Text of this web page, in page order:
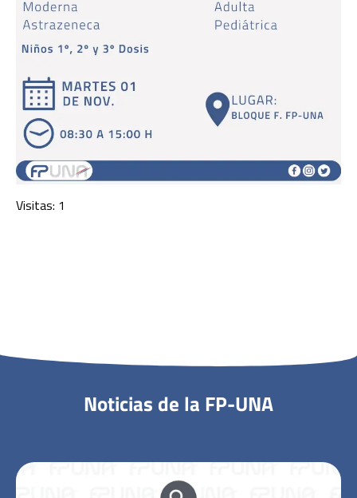
Visitas: 1
Noticias de la FP-UNA